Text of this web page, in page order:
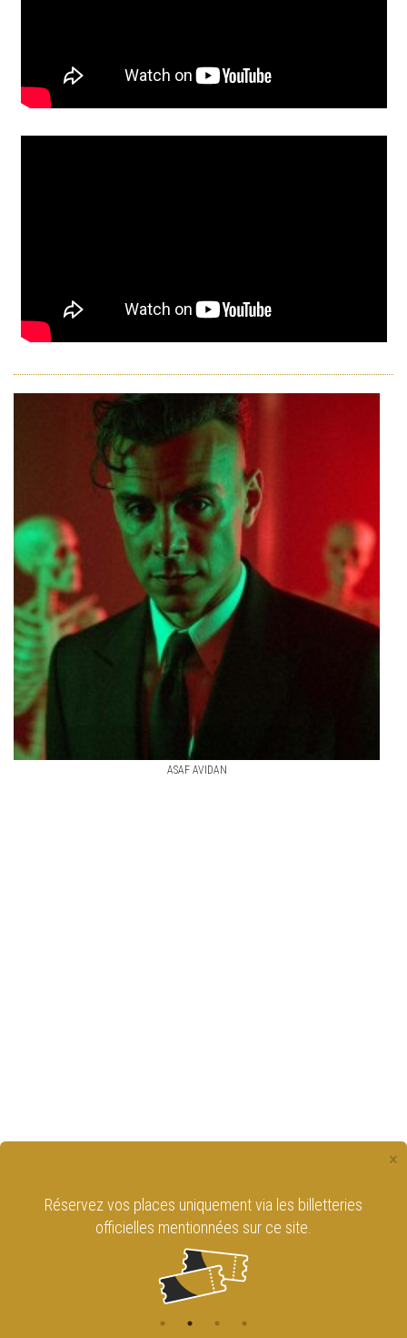
ASAF AVIDAN
×
Réservez vos places uniquement via les billetteries
officielles mentionnées sur ce site.